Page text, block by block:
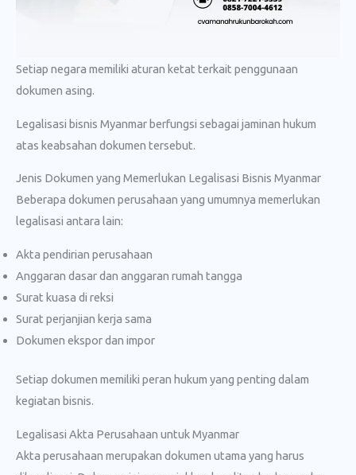
Setiap negara memiliki aturan ketat terkait penggunaan
dokumen asing.
Legalisasi bisnis Myanmar berfungsi sebagai jaminan hukum
atas keabsahan dokumen tersebut.
Jenis Dokumen yang Memerlukan Legalisasi Bisnis Myanmar
Beberapa dokumen perusahaan yang umumnya memerlukan
legalisasi antara lain:
Akta pendirian perusahaan
Anggaran dasar dan anggaran rumah tangga
Surat kuasa di reksi
Surat perjanjian kerja sama
Dokumen ekspor dan impor
Setiap dokumen memiliki peran hukum yang penting dalam
kegiatan bisnis.
Legalisasi Akta Perusahaan untuk Myanmar
Akta perusahaan merupakan dokumen utama yang harus